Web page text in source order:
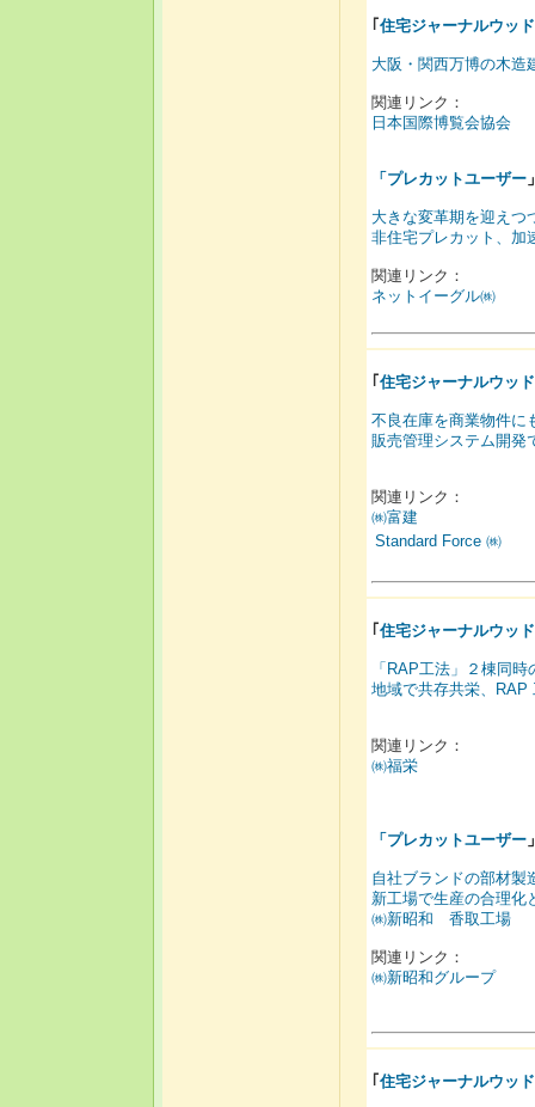
｢ 住宅ジャーナルウッ
大阪・関西万博の木造
関連リンク：
日本国際博覧会協会
「 プレカットユーザー
大きな変革期を迎えつ
非住宅プレカット、加
関連リンク：
ネットイーグル㈱
｢ 住宅ジャーナルウッ
不良在庫を商業物件に
販売管理システム開発
関連リンク：
㈱富建
Standard Force ㈱
｢ 住宅ジャーナルウッ
「RAP工法」２棟同
地域で共存共栄、RAP
関連リンク：
㈱福栄
「 プレカットユーザー
自社ブランドの部材製
新工場で生産の合理化
㈱新昭和 香取工場
関連リンク：
㈱新昭和グループ
｢ 住宅ジャーナルウッ